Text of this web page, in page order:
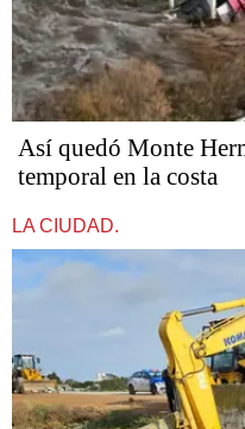
Así quedó Monte
temporal en la costa
LA CIUDAD.